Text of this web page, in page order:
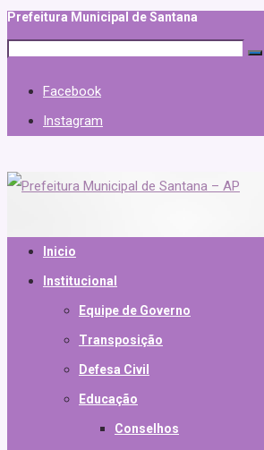
Prefeitura Municipal de Santana
Facebook
Instagram
Inicio
Institucional
Equipe de Governo
Transposição
Defesa Civil
Educação
Conselhos